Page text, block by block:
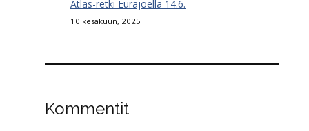
Atlas-retki Eurajoella 14.6.
10 kesäkuun, 2025
Kommentit